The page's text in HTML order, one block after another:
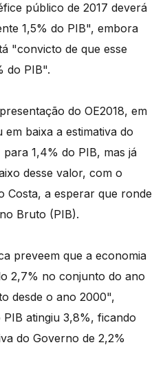
público de 2017 deverá
1,5% do PIB", embora
"convicto de que esse
do PIB".
do OE2018, em
baixa a estimativa do
para 1,4% do PIB, mas já
desse valor, com o
Costa, a esperar que ronde
Bruto (PIB).
preveem que a economia
2,7% no conjunto do ano
desde o ano 2000",
atingiu 3,8%, ficando
do Governo de 2,2%